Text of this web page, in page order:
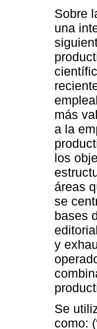
Sobre
una
más
a la
los
áreas
se
bases
y
Se
como: